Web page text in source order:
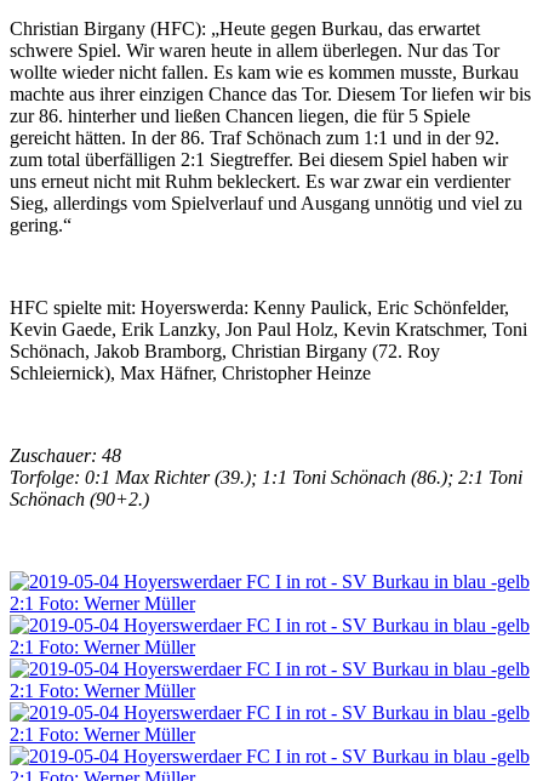
Christian Birgany (HFC): „Heute gegen Burkau, das erwartet
schwere Spiel. Wir waren heute in allem überlegen. Nur das Tor
wollte wieder nicht fallen. Es kam wie es kommen musste, Burkau
machte aus ihrer einzigen Chance das Tor. Diesem Tor liefen wir bis
zur 86. hinterher und ließen Chancen liegen, die für 5 Spiele
gereicht hätten. In der 86. Traf Schönach zum 1:1 und in der 92.
zum total überfälligen 2:1 Siegtreffer. Bei diesem Spiel haben wir
uns erneut nicht mit Ruhm bekleckert. Es war zwar ein verdienter
Sieg, allerdings vom Spielverlauf und Ausgang unnötig und viel zu
gering.“
HFC spielte mit: Hoyerswerda: Kenny Paulick, Eric Schönfelder,
Kevin Gaede, Erik Lanzky, Jon Paul Holz, Kevin Kratschmer, Toni
Schönach, Jakob Bramborg, Christian Birgany (72. Roy
Schleiernick), Max Häfner, Christopher Heinze
Zuschauer: 48
Torfolge: 0:1 Max Richter (39.); 1:1 Toni Schönach (86.); 2:1 Toni
Schönach (90+2.)